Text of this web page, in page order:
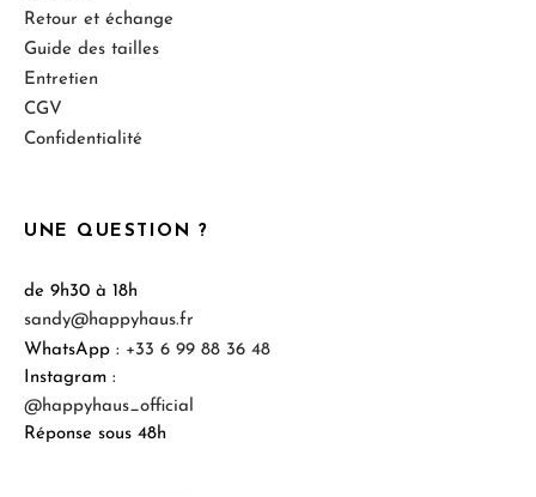
UNE QUESTION ?
de 9h30 à 18h
sandy@happyhaus.fr
WhatsApp : +33 6 99 88 36 48
Instagram :
@happyhaus_official
Réponse sous 48h
Retour et échange
Guide des tailles
Entretien
CGV
Confidentialité